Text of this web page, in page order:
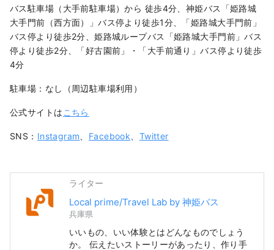
バス駐⾞場（大手前駐車場）から 徒歩4分、神姫バス「姫路城
大手門前（西方面）」バス停より徒歩1分、「姫路城大手門前」
バス停より徒歩2分、姫路城ループバス「姫路城大手門前」バス
停より徒歩2分、「好古園前」・「大手前通り」バス停より徒歩
4分
駐車場：なし（周辺駐車場利用）
公式サイトは こちら
SNS： Instagram Facebook Twitter
ライター
Local prime/Travel Lab by 神姫バス
兵庫県
いいもの、いい体験とはどんなものでしょう
か。 伝えたいストーリーがあったり、作り手